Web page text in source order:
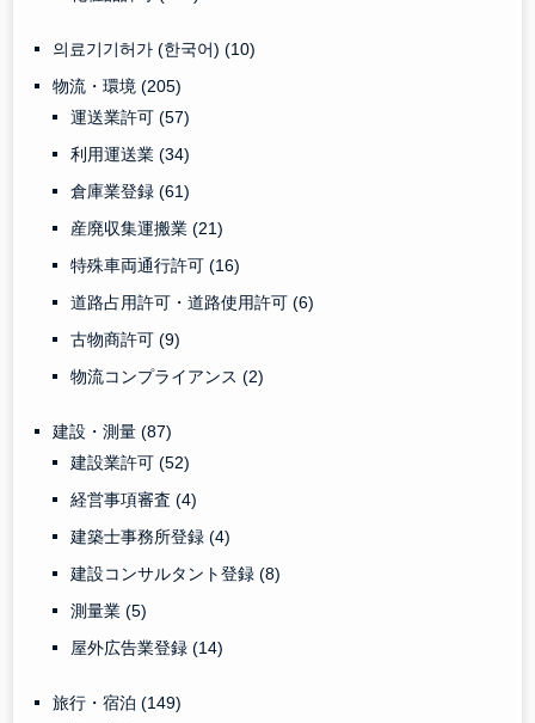
의료기기허가 (한국어)(10)
物流・環境(205)
運送業許可(57)
利用運送業(34)
倉庫業登録(61)
産廃収集運搬業(21)
特殊車両通行許可(16)
道路占用許可・道路使用許可(6)
古物商許可(9)
物流コンプライアンス(2)
建設・測量(87)
建設業許可(52)
経営事項審査(4)
建築士事務所登録(4)
建設コンサルタント登録(8)
測量業(5)
屋外広告業登録(14)
旅行・宿泊(149)